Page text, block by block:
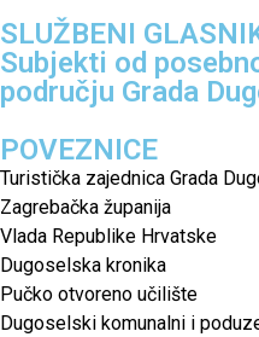
SLUŽBENI
Subjekti od
području Grada
POVEZNICE
Turistička zajednica Grada
Zagrebačka županija
Vlada Republike Hrvatske
Dugoselska kronika
Pučko otvoreno učilište
Dugoselski komunalni i